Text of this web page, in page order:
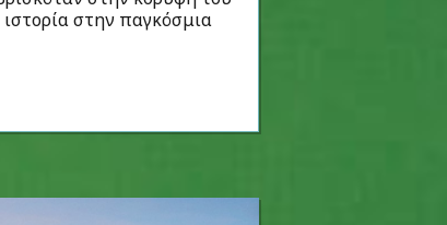
στην παγκόσμια